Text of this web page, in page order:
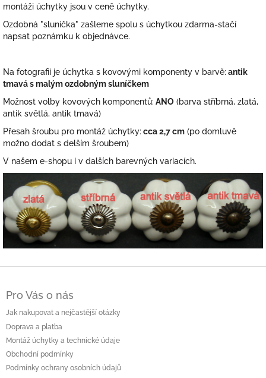
montáži úchytky jsou v ceně úchytky.
Ozdobná "sluníčka" zašleme spolu s úchytkou zdarma-stačí
napsat poznámku k objednávce.
Na fotografii je úchytka s kovovými komponenty v barvě: antik
tmavá s malým ozdobným sluníčkem
Možnost volby kovových komponentů: ANO (barva stříbrná, zlatá,
antik světlá, antik tmavá)
Přesah šroubu pro montáž úchytky: cca 2,7 cm (po domluvě
možno dodat s delším šroubem)
V našem e-shopu i v dalších barevných variacích.
Pro Vás o nás
Jak nakupovat a nejčastější otázky
Doprava a platba
Montáž úchytky a technické údaje
Obchodní podmínky
Podmínky ochrany osobních údajů